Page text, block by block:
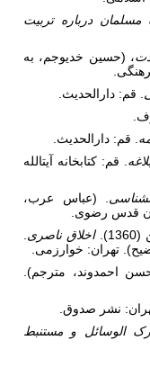
مسلمان درباره تربیت
، (حسین خدیوجم، به
. قم: دارالحدیث.
. قم: دارالحدیث.
. قم: کتابخانه آیت­الله
. (عباس عرب،
قدس رضوی.
اخلاق ناصری
تهران: خوارزمی.
احمدوند، مترجم).
نشر صدوق.
الوسائل و مستنبط